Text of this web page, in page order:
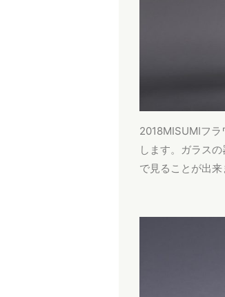
2018MISUMIフ
します。ガラス
で見ることが出